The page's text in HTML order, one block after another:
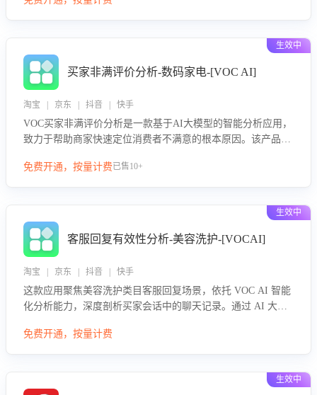
绪、归因争议根源，并客观评估客服应对合理性与成效。系统
生效中
买家非满评价分析-数码家电-[VOC AI]
淘宝 | 京东 | 抖音 | 快手
VOC买家非满评价分析是一款基于AI大模型的智能分析应用，
致力于帮助商家快速定位消费者不满意的根本原因。该产品可
或其它部门原因，明确责任归属，提供可落地的改进建议与策
免费开通，按量计费已售10+
生效中
客服回复有效性分析-美容洗护-[VOCAI]
淘宝 | 京东 | 抖音 | 快手
这款应用聚焦美容洗护类目客服回复场景，依托 VOC AI 智能
化分析能力，深度剖析买家会话中的聊天记录。通过 AI 大模
效性与完整性，输出针对性改进策略，助力商家快速优化快捷
免费开通，按量计费
生效中